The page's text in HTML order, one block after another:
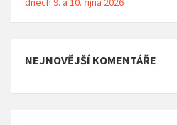
NEJNOVĚJŠÍ KOMENTÁŘE